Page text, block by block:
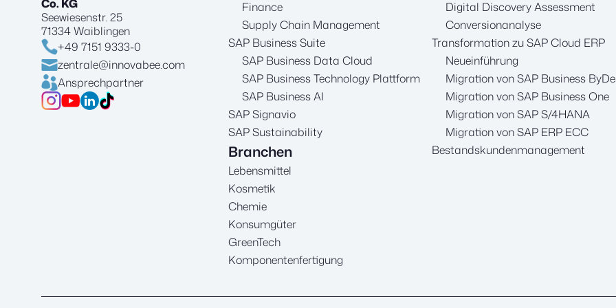
Co. KG
Seewiesenstr. 25
71334 Waiblingen
+49 7151 9333-0
zentrale@innovabee.com
Ansprechpartner
Finance
Supply Chain Management
SAP Business Suite
SAP Business Data Cloud
SAP Business Technology Plattform
SAP Business AI
SAP Signavio
SAP Sustainability
Branchen
Lebensmittel
Kosmetik
Chemie
Konsumgüter
GreenTech
Komponentenfertigung
Digital Discovery Assessment
Conversionanalyse
Transformation zu SAP Cloud ERP
Neueinführung
Migration von SAP Business
Migration von SAP Business One
Migration von SAP S/4HANA
Migration von SAP ERP ECC
Bestandskundenmanagement